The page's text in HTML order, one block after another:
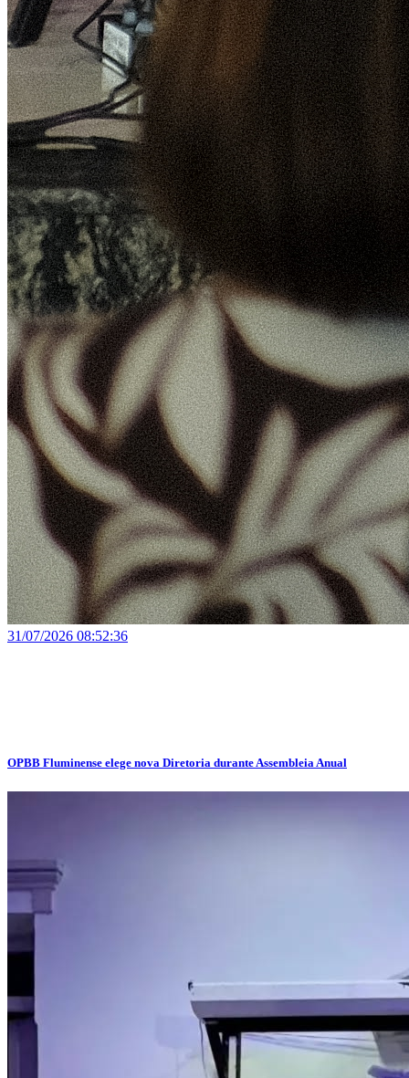
31/07/2026 08:52:36
OPBB Fluminense elege nova Diretoria durante Assembleia Anual